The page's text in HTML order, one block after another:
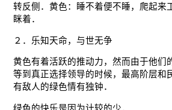
转反侧．黄色：睡不着便不睡，爬起来
眯着．
２．乐知天命，与世无争
黄色有着活跃的推动力，然而由于他们
等到真正选择领导的时候，最高阶层和
有敌人的绿色情有独钟．